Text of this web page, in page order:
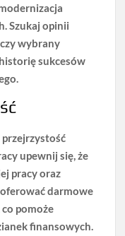
Szukaj opinii
wybrany
sukcesów
przejrzystość
upewnij się, że
pracy oraz
darmowe
pomoże
finansowych.